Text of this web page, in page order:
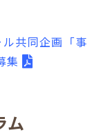
共同企画「事
集
ム